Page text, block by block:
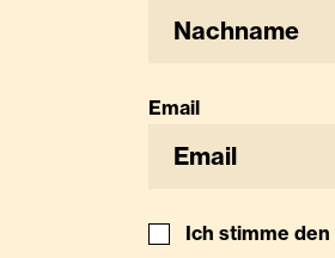
Email
Ich stimme den